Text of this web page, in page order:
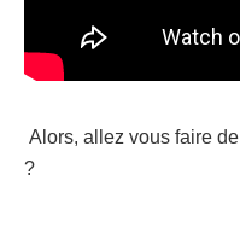
Alors, allez vous faire de
?